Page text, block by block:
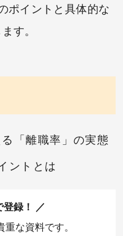
ポイントと具体的な
す。
「離職率」の実態
ントとは
録！
重な資料です。